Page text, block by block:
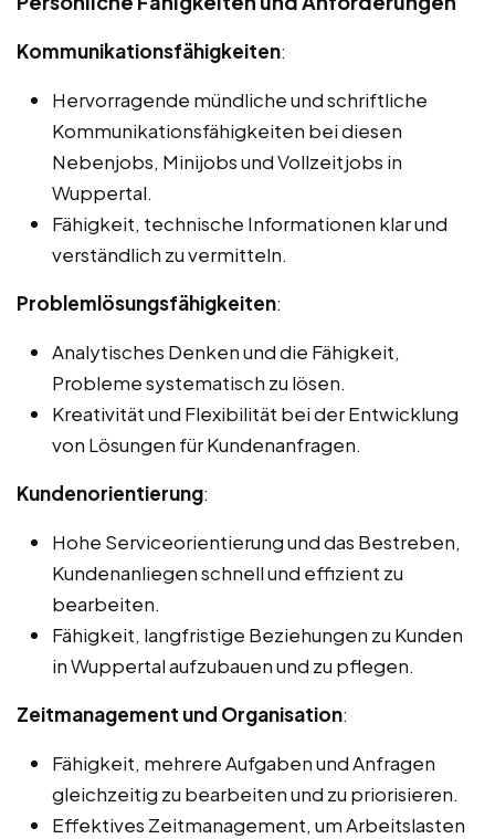
Kommunikationsfähigkeiten:
Hervorragende mündliche und schriftliche
Kommunikationsfähigkeiten bei diesen
Nebenjobs, Minijobs und Vollzeitjobs in
Wuppertal.
Fähigkeit, technische Informationen klar und
verständlich zu vermitteln.
Problemlösungsfähigkeiten:
Analytisches Denken und die Fähigkeit,
Probleme systematisch zu lösen.
Kreativität und Flexibilität bei der Entwicklung
von Lösungen für Kundenanfragen.
Kundenorientierung:
Hohe Serviceorientierung und das Bestreben,
Kundenanliegen schnell und effizient zu
bearbeiten.
Fähigkeit, langfristige Beziehungen zu Kunden
in Wuppertal aufzubauen und zu pflegen.
Zeitmanagement und Organisation:
Fähigkeit, mehrere Aufgaben und Anfragen
gleichzeitig zu bearbeiten und zu priorisieren.
Effektives Zeitmanagement, um Arbeitslasten